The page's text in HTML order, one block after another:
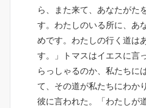
ら、また来て、あなたがた
す。わたしのいる所に、あ
めです。わたしの行く道は
す。」トマスはイエスに言
らっしゃるのか、私たちに
て、その道が私たちにわか
彼に言われた。「わたしが